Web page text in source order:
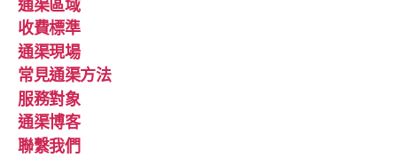
收費標準
通渠現場
常見通渠方法
服務對象
通渠博客
聯繫我們